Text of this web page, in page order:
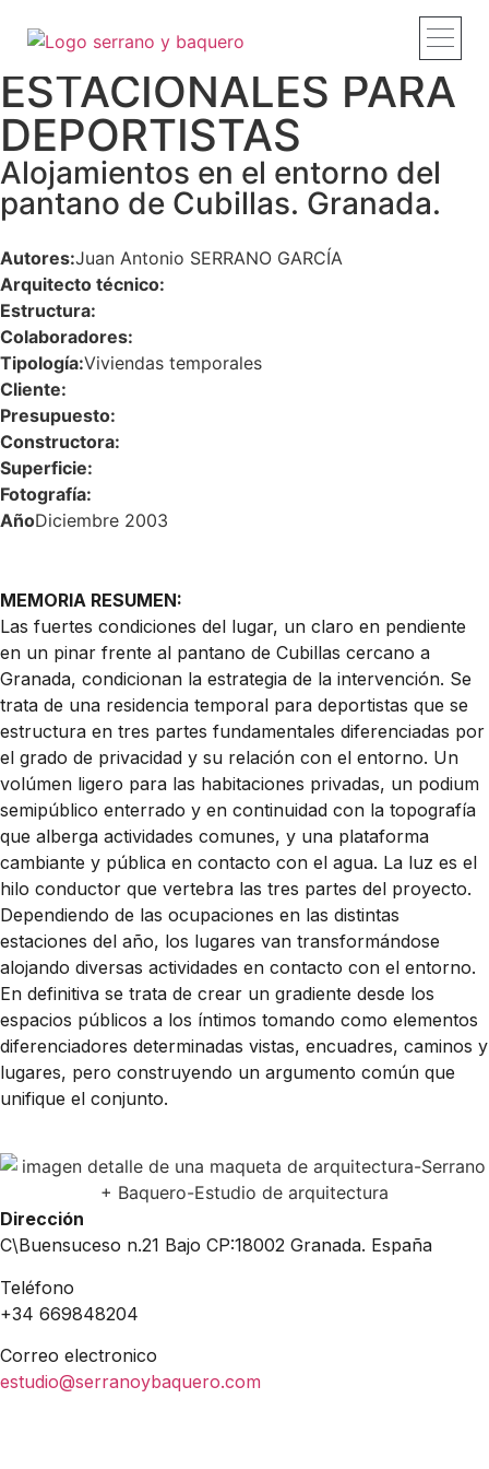
VIVIENDAS
ESTACIONALES PARA
DEPORTISTAS
Alojamientos en el entorno del
pantano de Cubillas. Granada.
Autores:Juan Antonio SERRANO GARCÍA
Arquitecto técnico:
Estructura:
Colaboradores:
Tipología:Viviendas temporales
Cliente:
Presupuesto:
Constructora:
Superficie:
Fotografía:
AñoDiciembre 2003
MEMORIA RESUMEN:
Las fuertes condiciones del lugar, un claro en pendiente
en un pinar frente al pantano de Cubillas cercano a
Granada, condicionan la estrategia de la intervención. Se
trata de una residencia temporal para deportistas que se
estructura en tres partes fundamentales diferenciadas por
el grado de privacidad y su relación con el entorno. Un
volúmen ligero para las habitaciones privadas, un podium
semipúblico enterrado y en continuidad con la topografía
que alberga actividades comunes, y una plataforma
cambiante y pública en contacto con el agua. La luz es el
hilo conductor que vertebra las tres partes del proyecto.
Dependiendo de las ocupaciones en las distintas
estaciones del año, los lugares van transformándose
alojando diversas actividades en contacto con el entorno.
En definitiva se trata de crear un gradiente desde los
espacios públicos a los íntimos tomando como elementos
diferenciadores determinadas vistas, encuadres, caminos y
lugares, pero construyendo un argumento común que
unifique el conjunto.
Dirección
C\Buensuceso n.21 Bajo CP:18002 Granada. España
Teléfono
+34 669848204
Correo electronico
estudio@serranoybaquero.com